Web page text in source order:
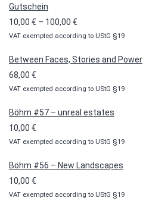
Gutschein
10,00 € – 100,00 €
10,00 €
VAT exempted according to UStG §19
Between Faces, Stories and Power
68,00 €
VAT exempted according to UStG §19
Böhm #57 – unreal estates
10,00 €
VAT exempted according to UStG §19
Böhm #56 – New Landscapes
10,00 €
VAT exempted according to UStG §19